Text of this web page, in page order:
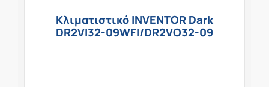
Κλιματιστικό INVENTOR Dark
DR2VI32-09WFI/DR2VO32-09